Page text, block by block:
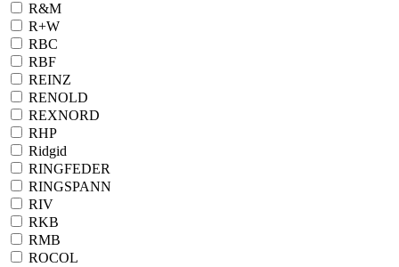
R&M
R+W
RBC
RBF
REINZ
RENOLD
REXNORD
RHP
Ridgid
RINGFEDER
RINGSPANN
RIV
RKB
RMB
ROCOL